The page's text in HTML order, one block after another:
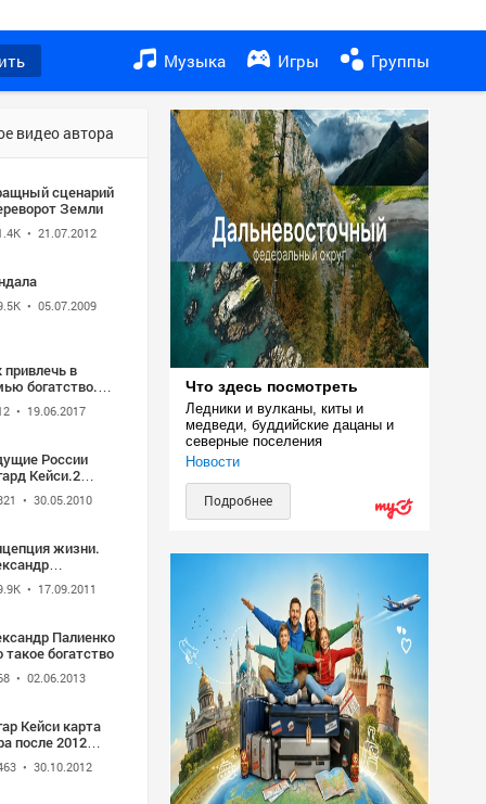
Музыка Игры Группы
видео автора
сценарий
Земли
• 21.07.2012
• 05.07.2009
привлечь в
богатство.
Палиенко
• 19.06.2017
России
Кейси.2
• 30.05.2010
жизни.
• 17.09.2011
Палиенко
такое богатство
• 02.06.2013
Кейси карта
после 2012
• 30.10.2012
Что здесь посмотреть
Ледники и вулканы, киты и
медведи, буддийские дацаны и
северные поселения
Новости
Подробнее